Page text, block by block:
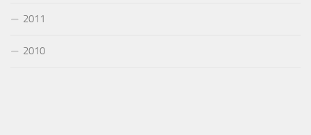
2011
2010